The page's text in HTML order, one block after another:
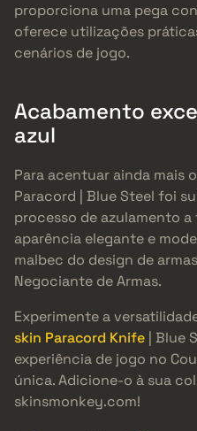
proporciona uma pega
oferece utilizações
cenários de jogo.
Acabamento
azul
Para acentuar ainda mais
Paracord | Blue Steel foi
processo de azulamento
aparência elegante e
malbec do design de
Negociante de Armas.
Experimente a
skin Paracord Knife | Blue
experiência de jogo no
única. Adicione-o à sua
skinsmonkey.com!